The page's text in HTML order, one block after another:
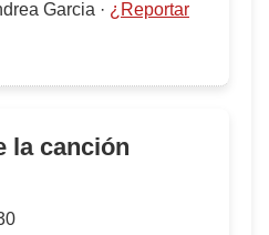
Garcia · ¿Reportar
la canción